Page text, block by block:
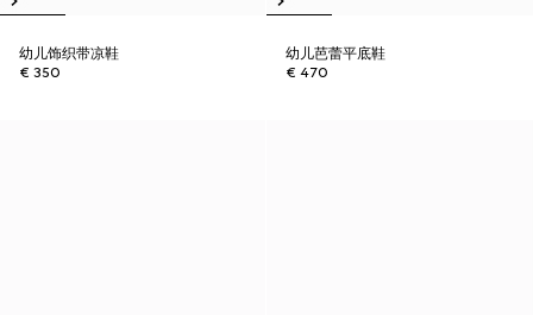
幼儿饰织带凉鞋
€ 350
幼儿芭蕾平底鞋
€ 470